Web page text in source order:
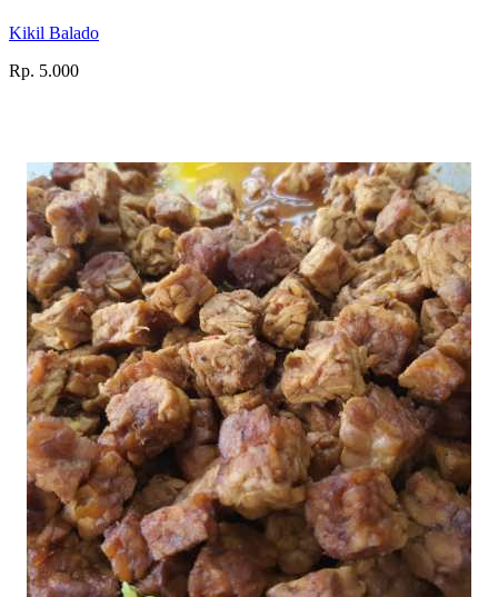
Kikil Balado
Rp. 5.000